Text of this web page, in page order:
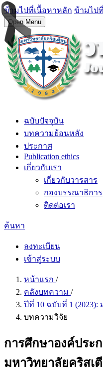
ข้ามไปที่เนื้อหาหลัก ข้ามไป
Open Menu
ฉบับปัจจุบัน
บทความย้อนหลัง
ประกาศ
Publication ethics
เกี่ยวกับเรา
เกี่ยวกับวารสาร
กองบรรณาธิการ
ติดต่อเรา
ค้นหา
ลงทะเบียน
เข้าสู่ระบบ
หน้าแรก /
คลังบทความ /
ปีที่ 10 ฉบับที่ 1
บทความวิจัย
การศึกษาองค์ประ
มหาวิทยาลัยคริสเ